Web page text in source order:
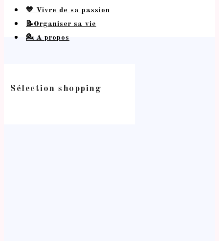
💛 Vivre de sa passion
📝Organiser sa vie
💁 A propos
Sélection shopping